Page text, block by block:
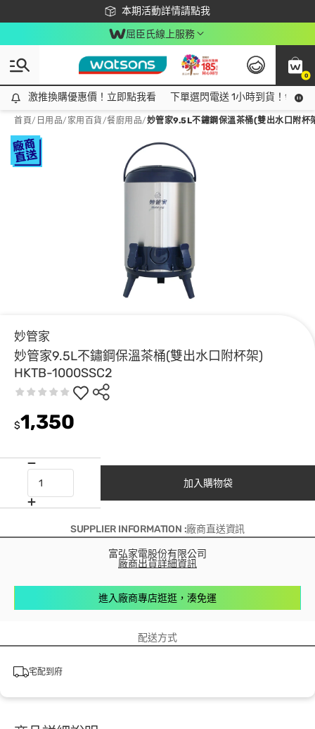
本期活動詳情請點我
下載app最高回饋$350
屈臣氏線上服務
0
激推換購優惠價！立即點我看
激推換購優惠價！立即點我看 下單選閃電送 1小時到貨！領神
首頁/ 日用品/ 家用百貨/餐廚用品/妙管家9.5L不鏽鋼保溫茶桶(雙出水口附
妙管家
妙管家9.5L不鏽鋼保溫茶桶(雙出水口附杯架)
HKTB-1000SSC2
$1,350
加入購物袋
SUPPLIER INFORMATION :廠商直送資訊
富弘家電股份有限公司
廠商出貨詳細資訊
進入廠商專店逛逛，湊免運
配送方式
宅配到府